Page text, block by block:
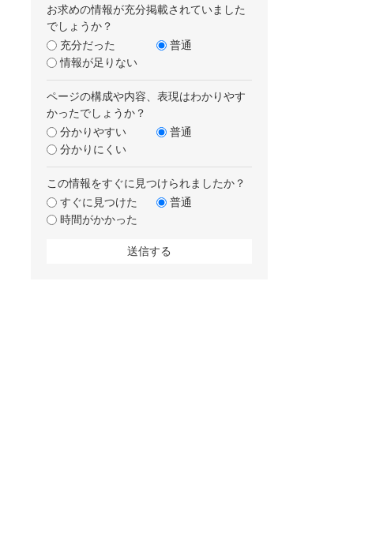
お求めの情報が充分掲載されていました
でしょうか？
充分だった
普通
情報が足りない
ページの構成や内容、表現はわかりやす
かったでしょうか？
分かりやすい
普通
分かりにくい
この情報をすぐに見つけられましたか？
すぐに見つけた
普通
時間がかかった